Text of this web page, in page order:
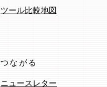
ツール比較地図
つながる
ニュースレター